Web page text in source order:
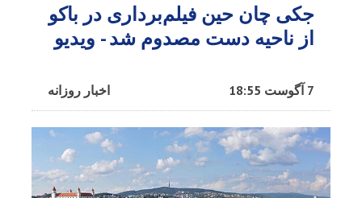
جکی چان حین فیلم‌برداری در باکو
از ناحیه دست مصدوم شد - ویدیو
اخبار روزانه 7 آگوست 18:55